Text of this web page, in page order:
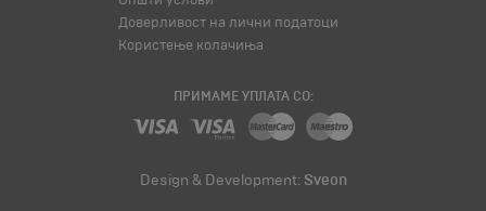
Доверливост на лични податоци
Користење колачиња
ПРИМАМЕ УПЛАТА СО:
Design & Development: Sveon